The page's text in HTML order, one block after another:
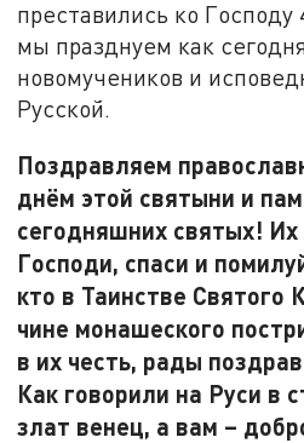
преставились ко
мы празднуем как
новомучеников и
Русской.
Поздравляем
днём этой святыни и
сегодняшних святых!
Господи, спаси и
кто в Таинстве Святого
чине монашеского
в их честь, рады
Как говорили на Руси в
злат венец, а вам –